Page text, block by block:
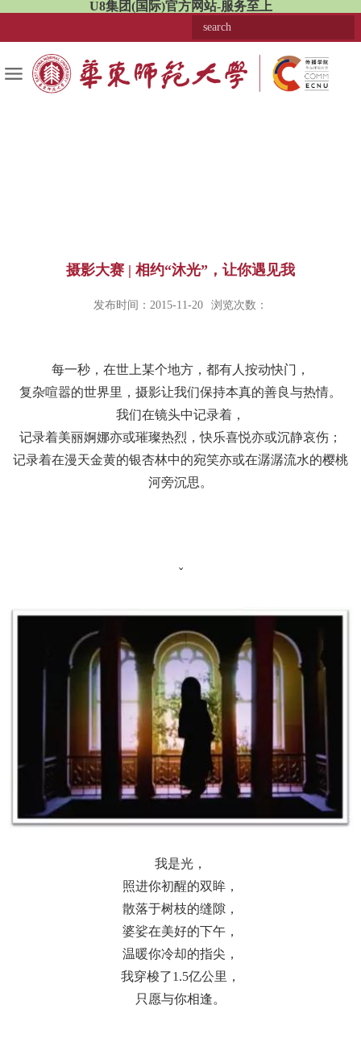
U8集团(国际)官方网站-服务至上
摄影大赛 | 相约“沐光”，让你遇见我
发布时间：2015-11-20 浏览次数：
每一秒，在世上某个地方，都有人按动快门，
复杂喧嚣的世界里，摄影让我们保持本真的善良与热情。
我们在镜头中记录着，
记录着美丽婀娜亦或璀璨热烈，快乐喜悦亦或沉静哀伤；
记录着在漫天金黄的银杏林中的宛笑亦或在潺潺流水的樱桃
河旁沉思。
ˇ
我是光，
照进你初醒的双眸，
散落于树枝的缝隙，
婆娑在美好的下午，
温暖你冷却的指尖，
我穿梭了1.5亿公里，
只愿与你相逢。